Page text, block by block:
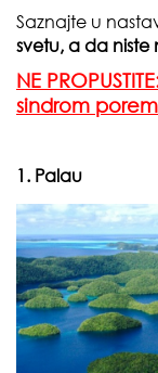
Saznajte u
svetu, a da niste
NE
sindrom
1. Palau